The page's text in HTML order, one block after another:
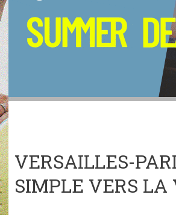
VERSAILLES-
SIMPLE VERS LA